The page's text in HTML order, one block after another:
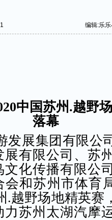
编辑:乐
中国苏州.越野
落幕
发展集团有限公
有限公司、苏
化传播有限公
和苏州市体育
.越野场地精英赛
苏州太湖汽摩